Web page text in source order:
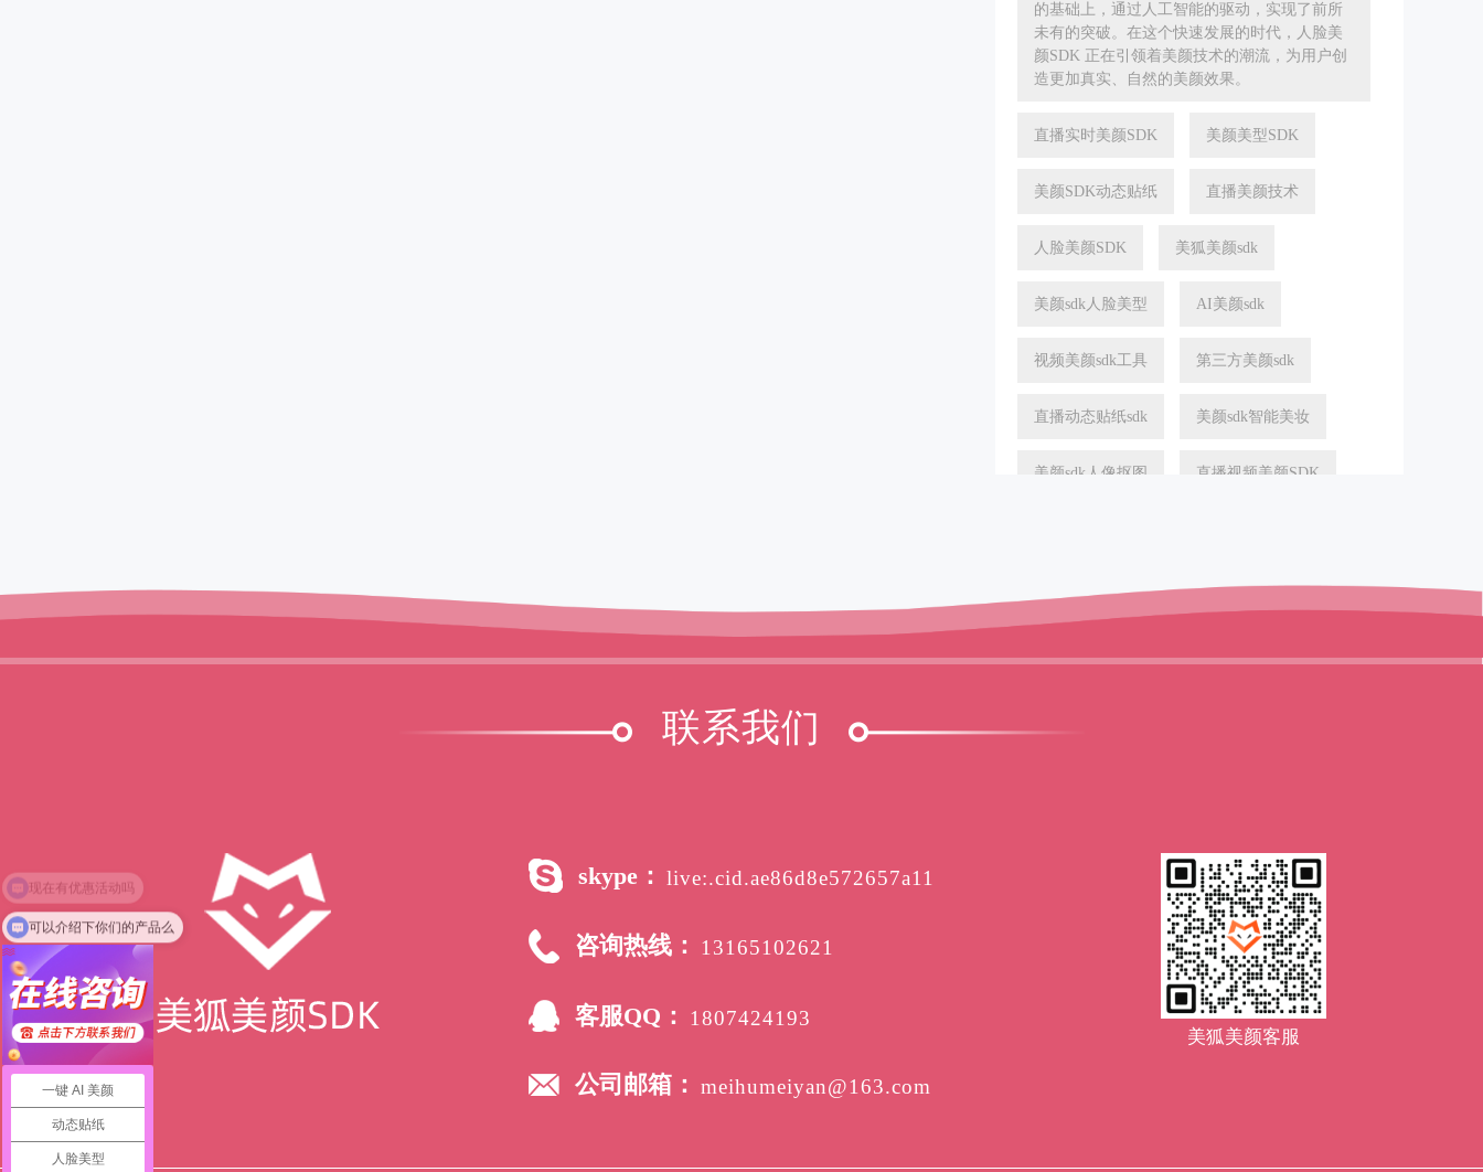
的基础上，通过人工智能的驱动，实现了前所
未有的突破。在这个快速发展的时代，人脸美
颜SDK 正在引领着美颜技术的潮流，为用户创
造更加真实、自然的美颜效果。
直播实时美颜SDK 美颜美型SDK
美颜SDK动态贴纸 直播美颜技术
人脸美颜SDK 美狐美颜sdk
美颜sdk人脸美型 AI美颜sdk
视频美颜sdk工具 第三方美颜sdk
直播动态贴纸sdk 美颜sdk智能美妆
美颜sdk人像抠图 直播视频美颜SDK
智能美妆 AI美颜算法
美颜接口 美颜算法
视频美颜sdk
直播美颜软件 动态贴纸
联系我们
skype： live:.cid.ae86d8e572657a11
咨询热线： 13165102621
客服QQ： 1807424193
公司邮箱： meihumeiyan@163.com
美狐美颜客服
一键 AI 美颜
动态贴纸
人脸美型
可以介绍下你们的产品么